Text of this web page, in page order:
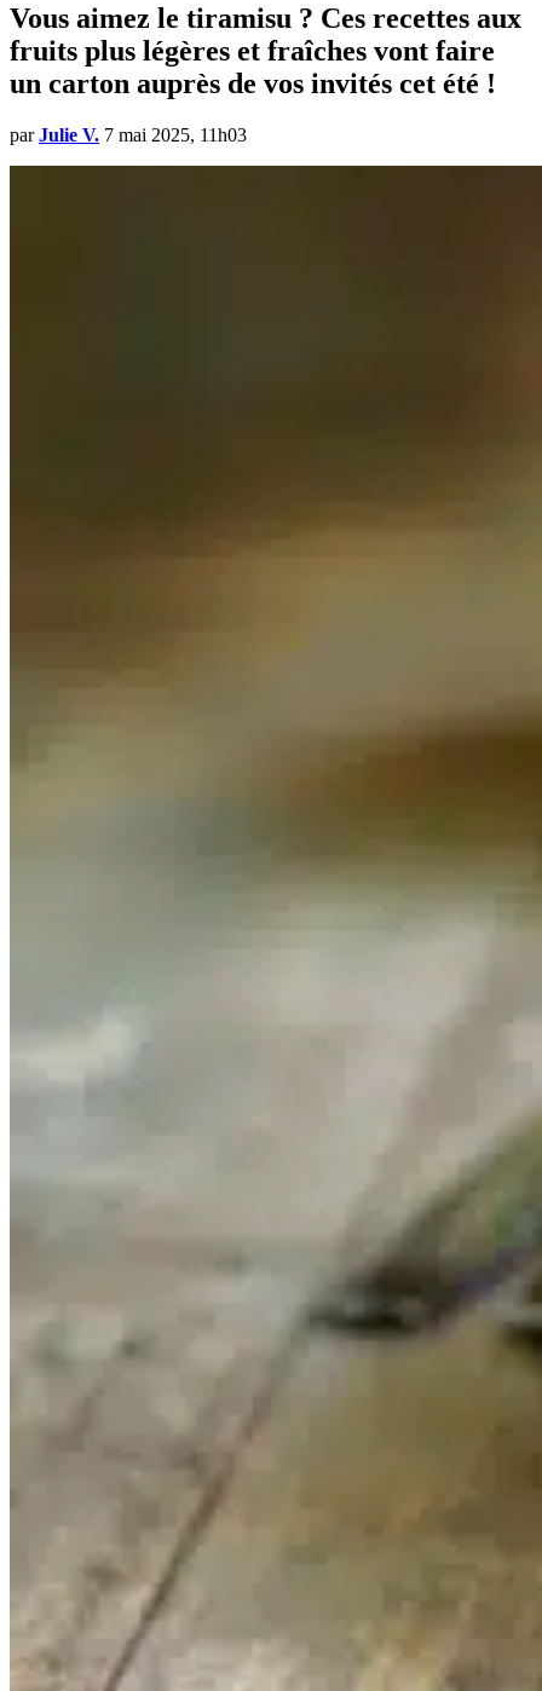
Vous aimez le tiramisu ? Ces recettes aux
fruits plus légères et fraîches vont faire
un carton auprès de vos invités cet été !
par Julie V. 7 mai 2025, 11h03